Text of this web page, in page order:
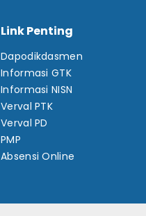
Link Penting
Dapodikdasmen
Informasi GTK
Informasi NISN
Verval PTK
Verval PD
PMP
Absensi Online